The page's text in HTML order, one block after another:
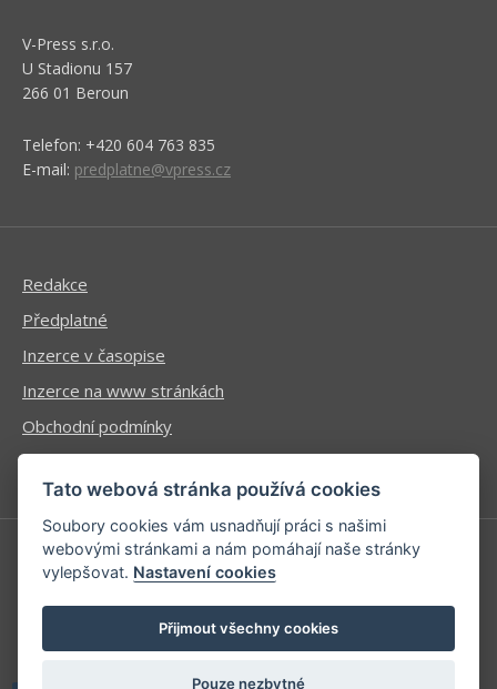
V-Press s.r.o.
U Stadionu 157
266 01 Beroun
Telefon: +420 604 763 835
E-mail: predplatne@vpress.cz
Redakce
Předplatné
Inzerce v časopise
Inzerce na www stránkách
Obchodní podmínky
Ochrana osobních údajů
Příhlášení | Registrace
Kontaktní informace
Mapa stránek
Tato webová stránka používá cookies
Soubory cookies vám usnadňují práci s našimi
webovými stránkami a nám pomáhají naše stránky
vylepšovat. Nastavení cookies
Přijmout všechny cookies
Pouze nezbytné